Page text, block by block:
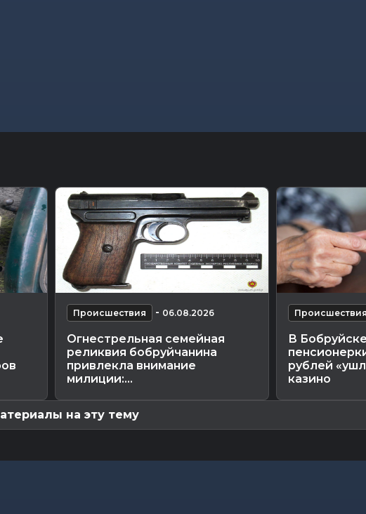
Происшествия - 06.08.2026
Огнестрельная семейная
реликвия бобруйчанина
привлекла внимание
милиции:...
Происшествия
В
рублей
казино
на эту тему